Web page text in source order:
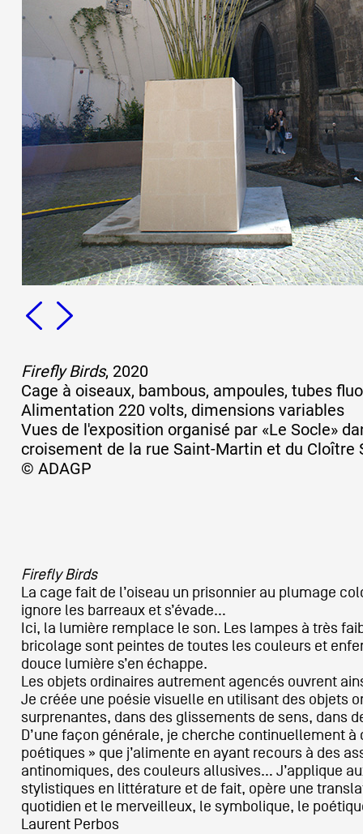
Visites d'ateliers
Production vidéo
Formation
Événements
1% œuvres dans
public
Année par année
Collection vidéos
Candidater
Contact
Firefly Birds, 2020
Cage à oiseaux, bambous, ampoules, tubes
Alimentation 220 volts, dimensions variables
Vues de l'exposition organisé par «Le Socle»
croisement de la rue Saint-Martin et du Cloître
© ADAGP
Firefly Birds
La cage fait de l’oiseau un prisonnier au plumage
ignore les barreaux et s’évade…
Ici, la lumière remplace le son. Les lampes à très
bricolage sont peintes de toutes les couleurs et
douce lumière s’en échappe.
Les objets ordinaires autrement agencés ouvrent
Je créée une poésie visuelle en utilisant des objets
surprenantes, dans des glissements de sens, dans
D’une façon générale, je cherche continuellement
poétiques » que j’alimente en ayant recours à des
antinomiques, des couleurs allusives… J’applique
stylistiques en littérature et de fait, opère une
quotidien et le merveilleux, le symbolique, le
Laurent Perbos